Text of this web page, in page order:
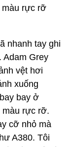
màu rực rỡ
nhanh tay ghi
Adam Grey
vệt hơi
xuống
bay ở
màu rực rỡ.
cỡ nhỏ mà
A380. Tôi